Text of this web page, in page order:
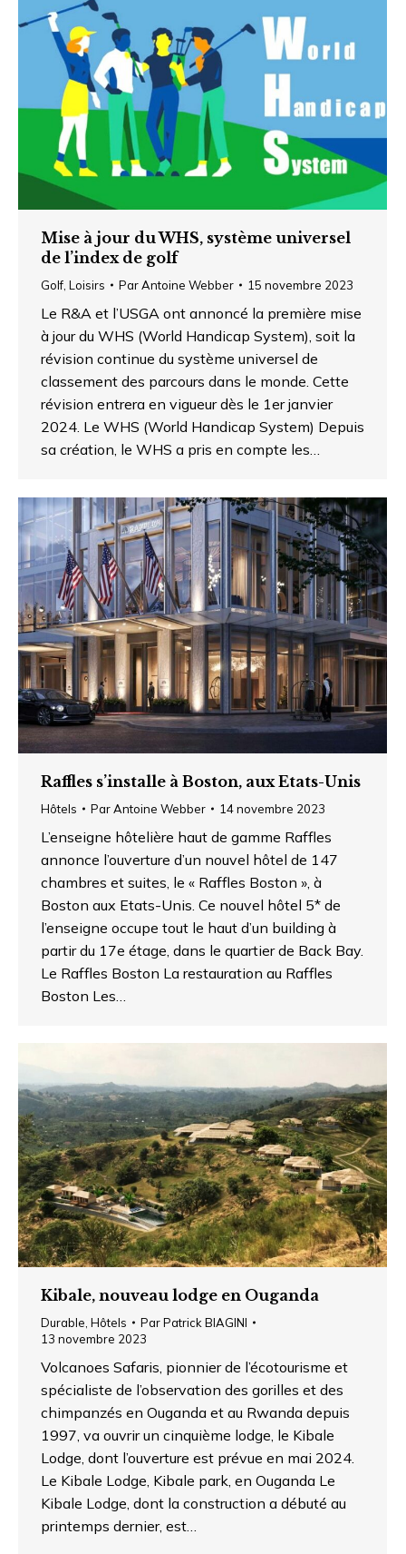
Mise à jour du WHS, système universel
de l’index de golf
Golf Loisirs ParAntoine Webber 15 novembre 2023
Le R&A et l’USGA ont annoncé la première mise
à jour du WHS (World Handicap System), soit la
révision continue du système universel de
classement des parcours dans le monde. Cette
révision entrera en vigueur dès le 1er janvier
2024. Le WHS (World Handicap System) Depuis
sa création, le WHS a pris en compte les…
Raffles s’installe à Boston, aux Etats-Unis
Hôtels ParAntoine Webber 14 novembre 2023
L’enseigne hôtelière haut de gamme Raffles
annonce l’ouverture d’un nouvel hôtel de 147
chambres et suites, le « Raffles Boston », à
Boston aux Etats-Unis. Ce nouvel hôtel 5* de
l’enseigne occupe tout le haut d’un building à
partir du 17e étage, dans le quartier de Back Bay.
Le Raffles Boston La restauration au Raffles
Boston Les…
Kibale, nouveau lodge en Ouganda
Durable Hôtels ParPatrick BIAGINI
13 novembre 2023
Volcanoes Safaris, pionnier de l’écotourisme et
spécialiste de l’observation des gorilles et des
chimpanzés en Ouganda et au Rwanda depuis
1997, va ouvrir un cinquième lodge, le Kibale
Lodge, dont l’ouverture est prévue en mai 2024.
Le Kibale Lodge, Kibale park, en Ouganda Le
Kibale Lodge, dont la construction a débuté au
printemps dernier, est…